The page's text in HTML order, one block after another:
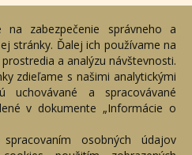
republika
na zabezpečenie správneho a
stránky. Ďalej ich používame na
a analýzu návštevnosti.
zdieľame s našimi analytickými
a spracovávané
v dokumente „Informácie o
osobných údajov